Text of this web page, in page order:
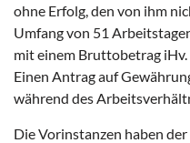
ohne Erfolg, den von ihm
Umfang von 51
mit einem Bruttobetrag iHv.
Einen Antrag auf
während des
Die Vorinstanzen haben